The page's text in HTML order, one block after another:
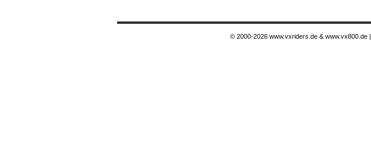
© 2000-2026 www.vxriders.de & www.vx800.de |